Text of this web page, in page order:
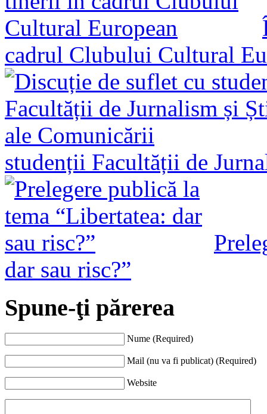
cadrul Clubului Cultural
studenții Facultății de
dar sau risc?”
Spune-ţi părerea
Nume (Required)
Mail (nu va fi publicat) (Required)
Website